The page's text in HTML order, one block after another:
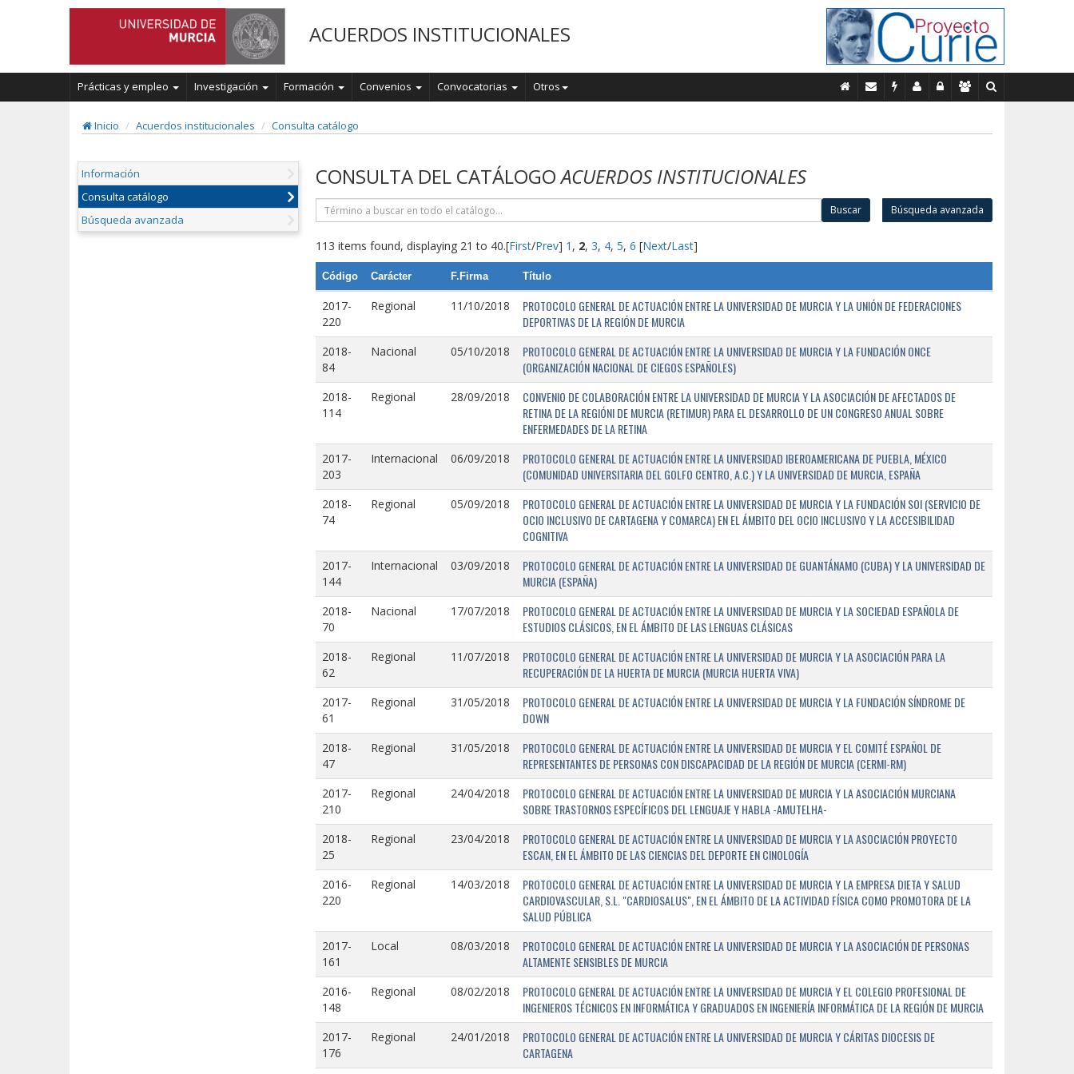
ACUERDOS INSTITUCIONALES
Prácticas y empleo Investigación Formación Convenios Convocatorias Otros
Inicio Acuerdos institucionales Consulta catálogo
Información
Consulta catálogo
Búsqueda avanzada
CONSULTA DEL CATÁLOGOACUERDOS INSTITUCIONALES
Buscar Búsqueda avanzada
113 items found, displaying 21 to 40.[First/Prev] 1 , 2, 3, 4, 5, 6 [Next/Last]
Código Carácter F.Firma Título
2017-
220
Regional 11/10/2018
PROTOCOLO GENERAL DE ACTUACIÓN ENTRE LA UNIVERSIDAD DE MURCIA Y LA UNIÓN DE FEDERACIONES
DEPORTIVAS DE LA REGIÓN DE MURCIA
2018-
84
Nacional 05/10/2018
PROTOCOLO GENERAL DE ACTUACIÓN ENTRE LA UNIVERSIDAD DE MURCIA Y LA FUNDACIÓN ONCE
(ORGANIZACIÓN NACIONAL DE CIEGOS ESPAÑOLES)
2018-
114
Regional 28/09/2018
CONVENIO DE COLABORACIÓN ENTRE LA UNIVERSIDAD DE MURCIA Y LA ASOCIACIÓN DE AFECTADOS DE
RETINA DE LA REGIÓNI DE MURCIA (RETIMUR) PARA EL DESARROLLO DE UN CONGRESO ANUAL SOBRE
ENFERMEDADES DE LA RETINA
2017-
203
Internacional 06/09/2018
PROTOCOLO GENERAL DE ACTUACIÓN ENTRE LA UNIVERSIDAD IBEROAMERICANA DE PUEBLA, MÉXICO
(COMUNIDAD UNIVERSITARIA DEL GOLFO CENTRO, A.C.) Y LA UNIVERSIDAD DE MURCIA, ESPAÑA
2018-
74
Regional 05/09/2018
PROTOCOLO GENERAL DE ACTUACIÓN ENTRE LA UNIVERSIDAD DE MURCIA Y LA FUNDACIÓN SOI (SERVICIO DE
OCIO INCLUSIVO DE CARTAGENA Y COMARCA) EN EL ÁMBITO DEL OCIO INCLUSIVO Y LA ACCESIBILIDAD
COGNITIVA
2017-
144
Internacional 03/09/2018
PROTOCOLO GENERAL DE ACTUACIÓN ENTRE LA UNIVERSIDAD DE GUANTÁNAMO (CUBA) Y LA UNIVERSIDAD DE
MURCIA (ESPAÑA)
2018-
70
Nacional 17/07/2018
PROTOCOLO GENERAL DE ACTUACIÓN ENTRE LA UNIVERSIDAD DE MURCIA Y LA SOCIEDAD ESPAÑOLA DE
ESTUDIOS CLÁSICOS, EN EL ÁMBITO DE LAS LENGUAS CLÁSICAS
2018-
62
Regional 11/07/2018
PROTOCOLO GENERAL DE ACTUACIÓN ENTRE LA UNIVERSIDAD DE MURCIA Y LA ASOCIACIÓN PARA LA
RECUPERACIÓN DE LA HUERTA DE MURCIA (MURCIA HUERTA VIVA)
2017-
61
Regional 31/05/2018
PROTOCOLO GENERAL DE ACTUACIÓN ENTRE LA UNIVERSIDAD DE MURCIA Y LA FUNDACIÓN SÍNDROME DE
DOWN
2018-
47
Regional 31/05/2018
PROTOCOLO GENERAL DE ACTUACIÓN ENTRE LA UNIVERSIDAD DE MURCIA Y EL COMITÉ ESPAÑOL DE
REPRESENTANTES DE PERSONAS CON DISCAPACIDAD DE LA REGIÓN DE MURCIA (CERMI-RM)
2017-
210
Regional 24/04/2018
PROTOCOLO GENERAL DE ACTUACIÓN ENTRE LA UNIVERSIDAD DE MURCIA Y LA ASOCIACIÓN MURCIANA
SOBRE TRASTORNOS ESPECÍFICOS DEL LENGUAJE Y HABLA -AMUTELHA-
2018-
25
Regional 23/04/2018
PROTOCOLO GENERAL DE ACTUACIÓN ENTRE LA UNIVERSIDAD DE MURCIA Y LA ASOCIACIÓN PROYECTO
ESCAN, EN EL ÁMBITO DE LAS CIENCIAS DEL DEPORTE EN CINOLOGÍA
2016-
220
Regional 14/03/2018
PROTOCOLO GENERAL DE ACTUACIÓN ENTRE LA UNIVERSIDAD DE MURCIA Y LA EMPRESA DIETA Y SALUD
CARDIOVASCULAR, S.L. "CARDIOSALUS", EN EL ÁMBITO DE LA ACTIVIDAD FÍSICA COMO PROMOTORA DE LA
SALUD PÚBLICA
2017-
161
Local 08/03/2018
PROTOCOLO GENERAL DE ACTUACIÓN ENTRE LA UNIVERSIDAD DE MURCIA Y LA ASOCIACIÓN DE PERSONAS
ALTAMENTE SENSIBLES DE MURCIA
2016-
148
Regional 08/02/2018
PROTOCOLO GENERAL DE ACTUACIÓN ENTRE LA UNIVERSIDAD DE MURCIA Y EL COLEGIO PROFESIONAL DE
INGENIEROS TÉCNICOS EN INFORMÁTICA Y GRADUADOS EN INGENIERÍA INFORMÁTICA DE LA REGIÓN DE MURCIA
2017-
176
Regional 24/01/2018
PROTOCOLO GENERAL DE ACTUACIÓN ENTRE LA UNIVERSIDAD DE MURCIA Y CÁRITAS DIOCESIS DE
CARTAGENA